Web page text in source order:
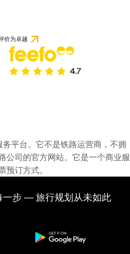
价为卓越
平台。它不是铁路运营商，不拥
公司的官方网站。它是一个商业服
预订方式。
一步 — 旅行规划从未如此